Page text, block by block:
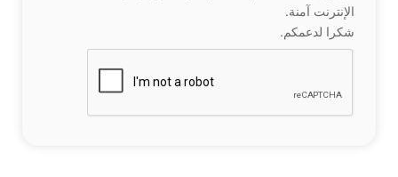
الإنترنت آمنة.
شكرا لدعمكم.